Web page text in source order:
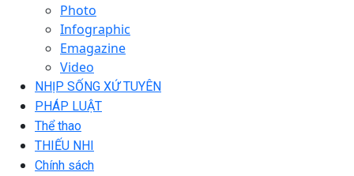
Photo
Infographic
Emagazine
Video
NHỊP SỐNG XỨ TUYÊN
PHÁP LUẬT
Thể thao
THIẾU NHI
Chính sách